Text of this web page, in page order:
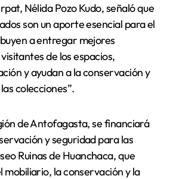
Nélida Pozo Kudo, señaló que
son un aporte esencial para el
a entregar mejores
de los espacios,
y ayudan a la conservación y
colecciones”.
de Antofagasta, se financiará
y seguridad para las
Ruinas de Huanchaca, que
mobiliario, la conservación y la